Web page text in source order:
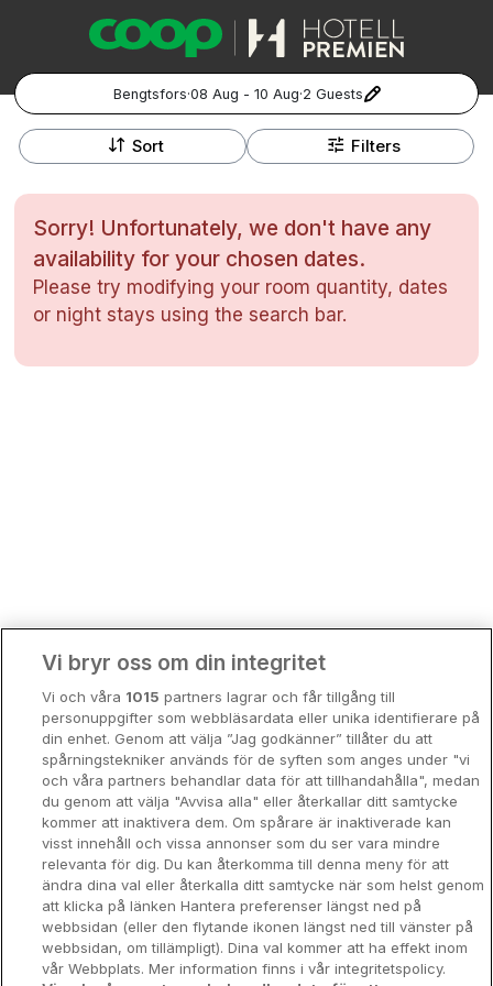
Bengtsfors·08 Aug - 10 Aug·2 Guests
Popular Destinations:
Stockholm
Göteborg
Sort Filters
+
−
Sorry! Unfortunately, we don't have any
availability for your chosen dates.
Please try modifying your room quantity, dates
or night stays using the search bar.
Kontakta ossVanliga frågorAllmänna villkor
Gift VouchersCoop.se Manage Preferences
Storstadsweekend
Hotellrum under 995 kr
Spahotell
Sydsverige
Om Hotellpremien
Nya hotell
Stadsweekend
Vi bryr oss om din integritet
Vi och våra 1015 partners lagrar och får tillgång till
personuppgifter som webbläsardata eller unika identifierare på
din enhet. Genom att välja ”Jag godkänner” tillåter du att
spårningstekniker används för de syften som anges under "vi
och våra partners behandlar data för att tillhandahålla", medan
du genom att välja "Avvisa alla" eller återkallar ditt samtycke
kommer att inaktivera dem. Om spårare är inaktiverade kan
visst innehåll och vissa annonser som du ser vara mindre
relevanta för dig. Du kan återkomma till denna meny för att
ändra dina val eller återkalla ditt samtycke när som helst genom
att klicka på länken Hantera preferenser längst ned på
webbsidan (eller den flytande ikonen längst ned till vänster på
webbsidan, om tillämpligt). Dina val kommer att ha effekt inom
vår Webbplats. Mer information finns i vår integritetspolicy.